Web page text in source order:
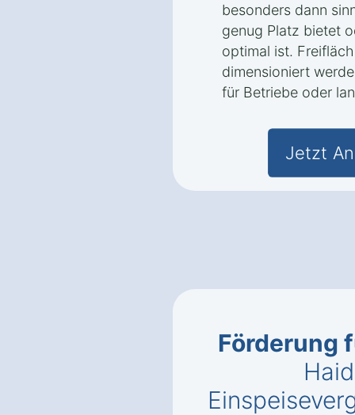
besonders dann
genug Platz bietet
optimal ist.
dimensioniert
für Betriebe oder
Jetzt
Förderung